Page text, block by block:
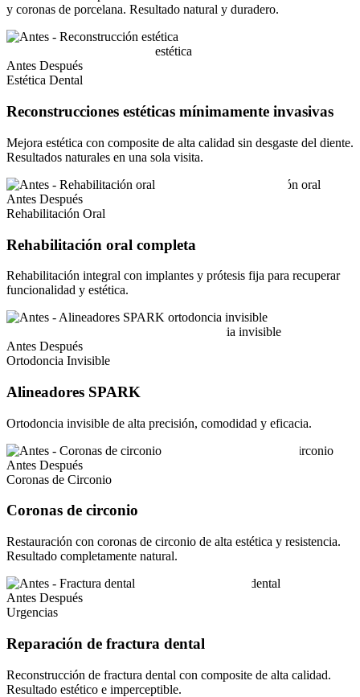
y coronas de porcelana. Resultado natural y duradero.
Antes Después
Estética Dental
Reconstrucciones estéticas mínimamente invasivas
Mejora estética con composite de alta calidad sin desgaste del diente.
Resultados naturales en una sola visita.
Antes Después
Rehabilitación Oral
Rehabilitación oral completa
Rehabilitación integral con implantes y prótesis fija para recuperar
funcionalidad y estética.
Antes Después
Ortodoncia Invisible
Alineadores SPARK
Ortodoncia invisible de alta precisión, comodidad y eficacia.
Antes Después
Coronas de Circonio
Coronas de circonio
Restauración con coronas de circonio de alta estética y resistencia.
Resultado completamente natural.
Antes Después
Urgencias
Reparación de fractura dental
Reconstrucción de fractura dental con composite de alta calidad.
Resultado estético e imperceptible.